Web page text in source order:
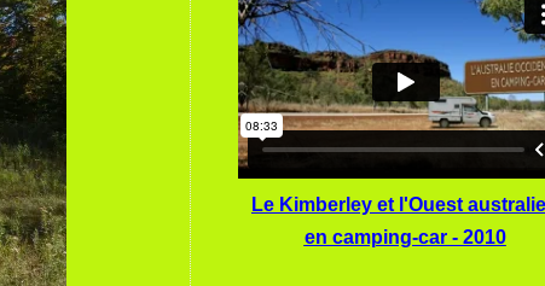
Le Kimberley et l'Ouest
en camping-car - 2010